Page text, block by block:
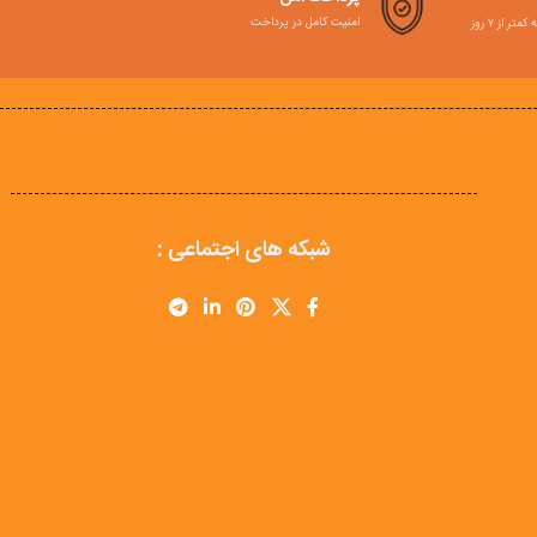
از ۷ روز امنیت کامل در پرداخت
شبکه های اجتماعی :